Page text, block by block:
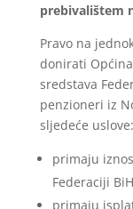
prebivalištem
Pravo na
donirati
sredstava
penzioneri iz
sljedeće uslove:
primaju
Federaciji
primaju